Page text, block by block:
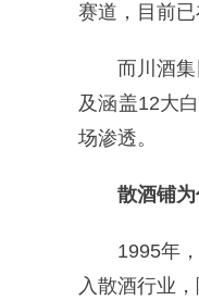
赛道，目前
而川酒
及涵盖12大
场渗透。
散酒铺为
1995年
入散酒行业，